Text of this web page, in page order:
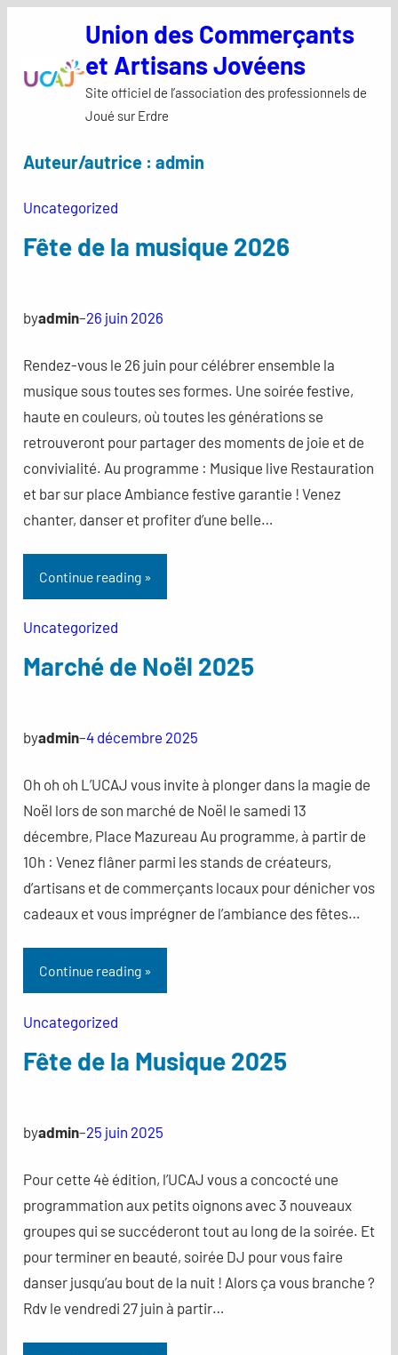
contenu
Union des Commerçants
et Artisans Jovéens
Site officiel de l’association des professionnels de
Joué sur Erdre
Auteur/autrice : admin
Uncategorized
Fête de la musique 2026
byadmin–26 juin 2026
Rendez-vous le 26 juin pour célébrer ensemble la
musique sous toutes ses formes. Une soirée festive,
haute en couleurs, où toutes les générations se
retrouveront pour partager des moments de joie et de
convivialité. Au programme : Musique live Restauration
et bar sur place Ambiance festive garantie ! Venez
chanter, danser et profiter d’une belle…
Continue reading »
Uncategorized
Marché de Noël 2025
byadmin–4 décembre 2025
Oh oh oh L’UCAJ vous invite à plonger dans la magie de
Noël lors de son marché de Noël le samedi 13
décembre, Place Mazureau Au programme, à partir de
10h : Venez flâner parmi les stands de créateurs,
d’artisans et de commerçants locaux pour dénicher vos
cadeaux et vous imprégner de l’ambiance des fêtes…
Continue reading »
Uncategorized
Fête de la Musique 2025
byadmin–25 juin 2025
Pour cette 4è édition, l’UCAJ vous a concocté une
programmation aux petits oignons avec 3 nouveaux
groupes qui se succéderont tout au long de la soirée. Et
pour terminer en beauté, soirée DJ pour vous faire
danser jusqu’au bout de la nuit ! Alors ça vous branche ?
Rdv le vendredi 27 juin à partir…